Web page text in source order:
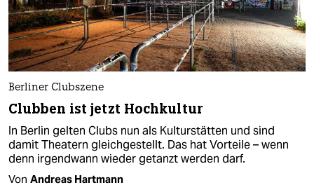
Berliner Clubszene
Clubben ist jetzt Hochkultur
In Berlin gelten Clubs nun als Kulturstätten und sind
damit Theatern gleichgestellt. Das hat Vorteile – wenn
denn irgendwann wieder getanzt werden darf.
Von Andreas Hartmann